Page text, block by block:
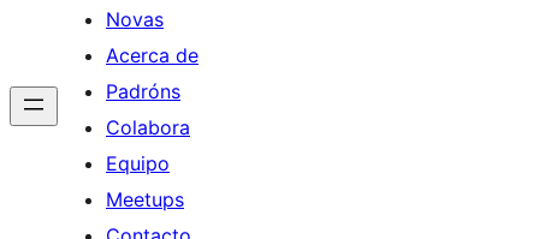
Novas
Acerca de
Padróns
Colabora
Equipo
Meetups